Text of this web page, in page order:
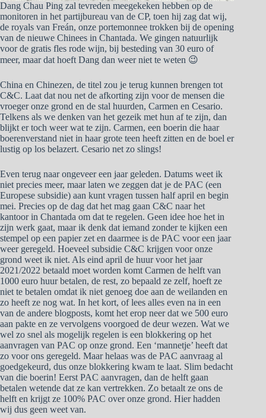
Dang Chau Ping zal tevreden meegekeken hebben op de
monitoren in het partijbureau van de CP, toen hij zag dat wij,
de royals van Freán, onze portemonnee trokken bij de opening
van de nieuwe Chinees in Chantada. We gingen natuurlijk
voor de gratis fles rode wijn, bij besteding van 30 euro of
meer, maar dat hoeft Dang dan weer niet te weten 😉
China en Chinezen, de titel zou je terug kunnen brengen tot
C&C. Laat dat nou net de afkorting zijn voor de mensen die
vroeger onze grond en de stal huurden, Carmen en Cesario.
Telkens als we denken van het gezeik met hun af te zijn, dan
blijkt er toch weer wat te zijn. Carmen, een boerin die haar
boerenverstand niet in haar grote teen heeft zitten en de boel er
lustig op los belazert. Cesario net zo slings!
Even terug naar ongeveer een jaar geleden. Datums weet ik
niet precies meer, maar laten we zeggen dat je de PAC (een
Europese subsidie) aan kunt vragen tussen half april en begin
mei. Precies op de dag dat het mag gaan C&C naar het
kantoor in Chantada om dat te regelen. Geen idee hoe het in
zijn werk gaat, maar ik denk dat iemand zonder te kijken een
stempel op een papier zet en daarmee is de PAC voor een jaar
weer geregeld. Hoeveel subsidie C&C krijgen voor onze
grond weet ik niet. Als eind april de huur voor het jaar
2021/2022 betaald moet worden komt Carmen de helft van
1000 euro huur betalen, de rest, zo bepaald ze zelf, hoeft ze
niet te betalen omdat ik niet genoeg doe aan de weilanden en
zo heeft ze nog wat. In het kort, of lees alles even na in een
van de andere blogposts, komt het erop neer dat we 500 euro
aan pakte en ze vervolgens voorgoed de deur wezen. Wat we
wel zo snel als mogelijk regelen is een blokkering op het
aanvragen van PAC op onze grond. Een ‘mannetje’ heeft dat
zo voor ons geregeld. Maar helaas was de PAC aanvraag al
goedgekeurd, dus onze blokkering kwam te laat. Slim bedacht
van die boerin! Eerst PAC aanvragen, dan de helft gaan
betalen wetende dat ze kan vertrekken. Zo betaalt ze ons de
helft en krijgt ze 100% PAC over onze grond. Hier hadden
wij dus geen weet van.